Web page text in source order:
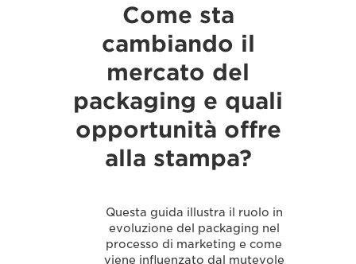
Come sta
cambiando il
mercato del
packaging e quali
opportunità offre
alla stampa?
Questa guida illustra il ruolo in
evoluzione del packaging nel
processo di marketing e come
viene influenzato dal mutevole